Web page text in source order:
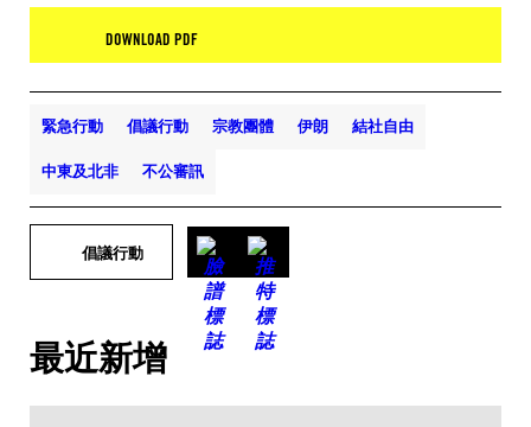
DOWNLOAD PDF
緊急行動 倡議行動 宗教團體 伊朗 結社自由
中東及北非 不公審訊
倡議行動
最近新增